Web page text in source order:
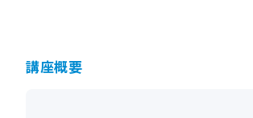
講座概要